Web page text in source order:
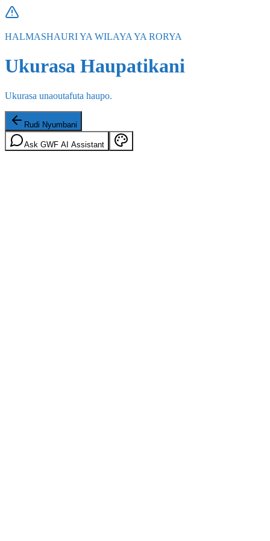
HALMASHAURI YA WILAYA YA RORYA
Ukurasa Haupatikani
Ukurasa unaoutafuta haupo.
Rudi Nyumbani
Ask GWF AI Assistant